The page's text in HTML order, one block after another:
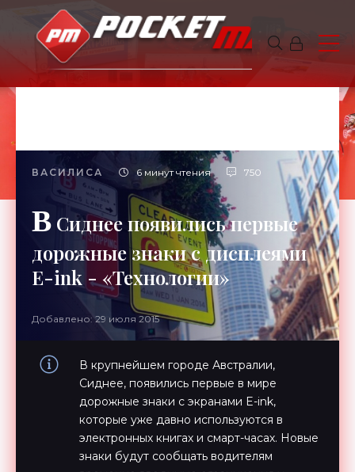
ВАСИЛИСА 6 минут чтения 750
В Сиднее появились первые
дорожные знаки с дисплеями
E-ink - «Технологии»
Добавлено: 29 июля 2015
В крупнейшем городе Австралии,
Сиднее, появились первые в мире
дорожные знаки с экранами E-ink,
которые уже давно используются в
электронных книгах и смарт-часах. Новые
знаки будут сообщать водителям